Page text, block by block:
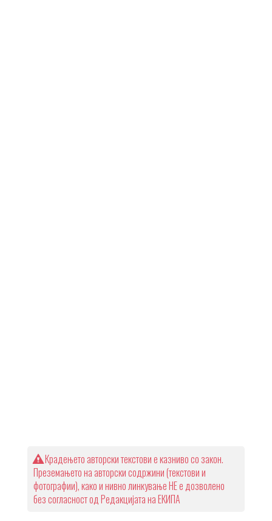
Крадењето авторски текстови е казниво со закон.
Преземањето на авторски содржини (текстови и
фотографии), како и нивно линкување НЕ е дозволено
без согласност од Редакцијата на ЕКИПА